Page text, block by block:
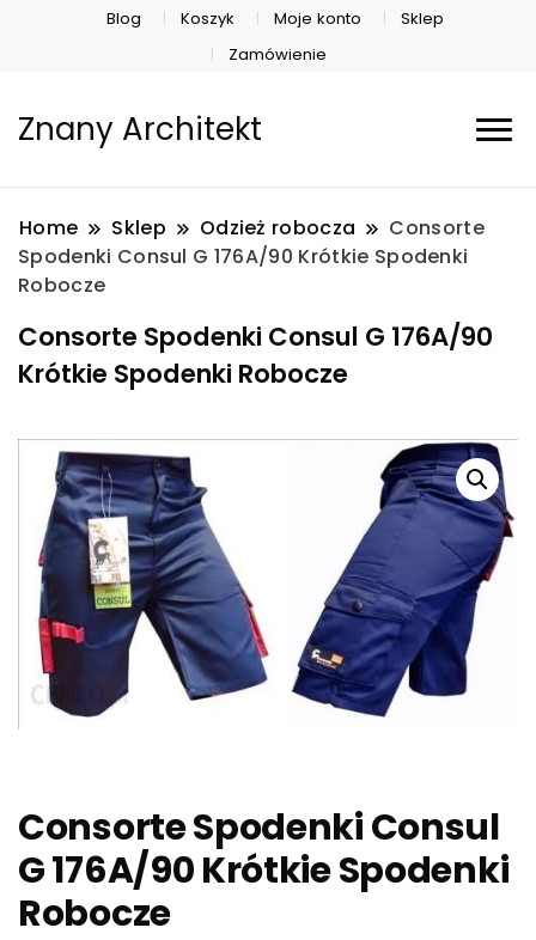
Blog Koszyk Moje konto
Sklep
Zamówienie
Znany Architekt
Home Sklep Odzież robocza
Consorte
Spodenki Consul G 176A/90 Krótkie Spodenki
Robocze
Consorte Spodenki Consul G 176A/90
Krótkie Spodenki Robocze
Consorte Spodenki Consul
G 176A/90 Krótkie Spodenki
Robocze